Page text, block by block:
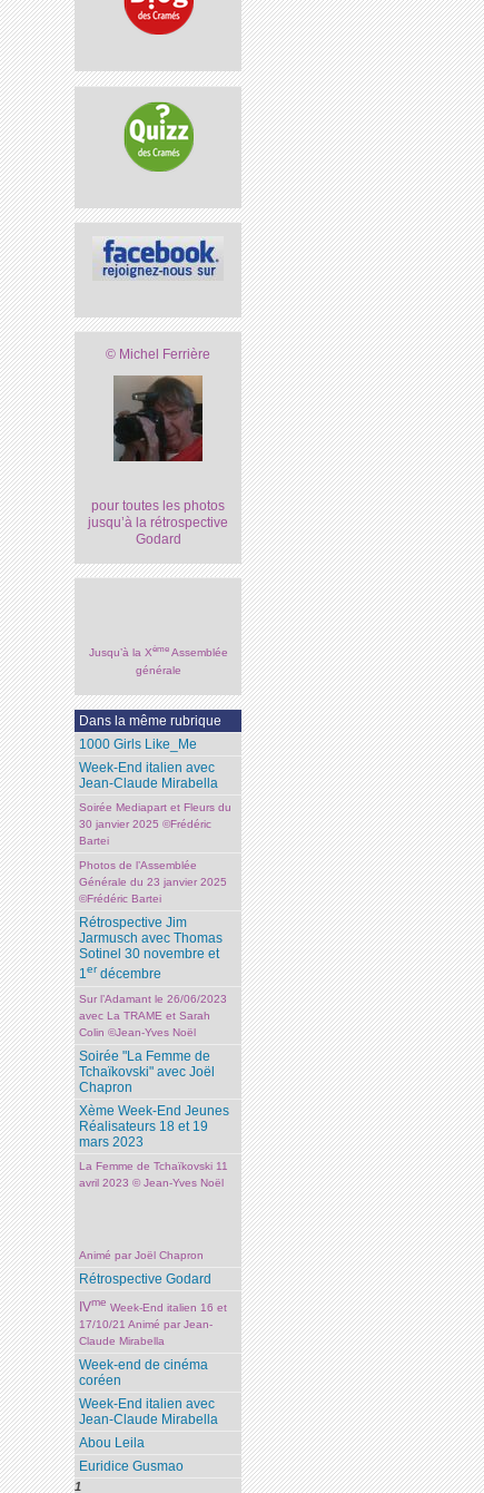
© Michel Ferrière
pour toutes les photos
jusqu’à la rétrospective
Godard
Jusqu’à la XèmeAssemblée
générale
Dans la même rubrique
1000 Girls Like_Me
Week-End italien avec
Jean-Claude Mirabella
Soirée Mediapart et Fleurs du
30 janvier 2025 ©Frédéric
Bartei
Photos de l’Assemblée
Générale du 23 janvier 2025
©Frédéric Bartei
Rétrospective Jim
Jarmusch avec Thomas
Sotinel 30 novembre et
1er décembre
Sur l’Adamant le 26/06/2023
avec La TRAME et Sarah
Colin ©Jean-Yves Noël
Soirée "La Femme de
Tchaïkovski" avec Joël
Chapron
Xème Week-End Jeunes
Réalisateurs 18 et 19
mars 2023
La Femme de Tchaïkovski 11
avril 2023 © Jean-Yves Noël
Animé par Joël Chapron
Rétrospective Godard
IVme Week-End italien 16 et
17/10/21 Animé par Jean-
Claude Mirabella
Week-end de cinéma
coréen
Week-End italien avec
Jean-Claude Mirabella
Abou Leila
Euridice Gusmao
1